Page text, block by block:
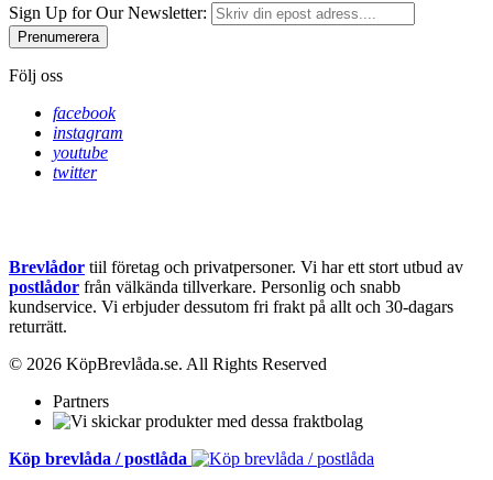
Sign Up for Our Newsletter:
Prenumerera
Följ oss
facebook
instagram
youtube
twitter
Brevlådor tiil företag och privatpersoner. Vi har ett stort utbud av
postlådor från välkända tillverkare. Personlig och snabb
kundservice. Vi erbjuder dessutom fri frakt på allt och 30-dagars
returrätt.
© 2026 KöpBrevlåda.se. All Rights Reserved
Partners
Köp brevlåda / postlåda